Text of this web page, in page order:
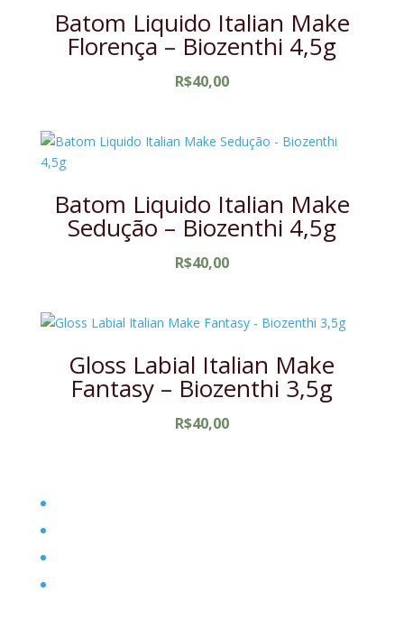
Batom Liquido Italian Make
Florença – Biozenthi 4,5g
R$40,00
Batom Liquido Italian Make
Sedução – Biozenthi 4,5g
R$40,00
Gloss Labial Italian Make
Fantasy – Biozenthi 3,5g
R$40,00